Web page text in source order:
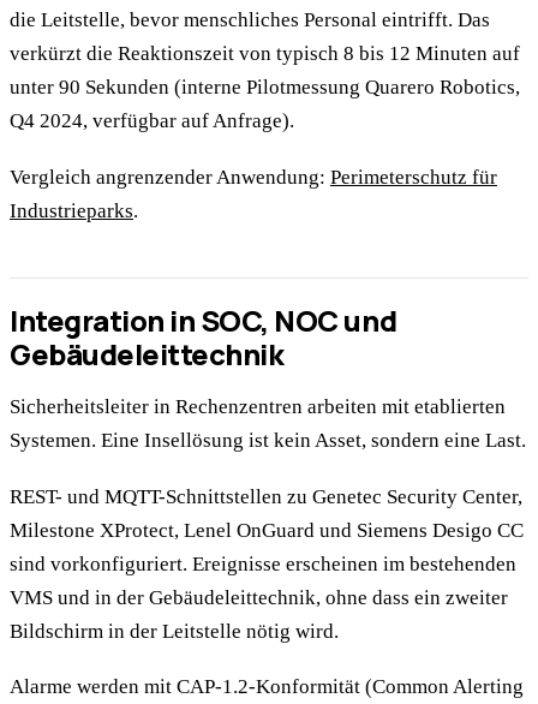
die Leitstelle, bevor menschliches Personal eintrifft. Das
verkürzt die Reaktionszeit von typisch 8 bis 12 Minuten auf
unter 90 Sekunden (interne Pilotmessung Quarero Robotics,
Q4 2024, verfügbar auf Anfrage).
Vergleich angrenzender Anwendung: Perimeterschutz für
Industrieparks.
Integration in SOC, NOC und
Gebäudeleittechnik
Sicherheitsleiter in Rechenzentren arbeiten mit etablierten
Systemen. Eine Insellösung ist kein Asset, sondern eine Last.
REST- und MQTT-Schnittstellen zu Genetec Security Center,
Milestone XProtect, Lenel OnGuard und Siemens Desigo CC
sind vorkonfiguriert. Ereignisse erscheinen im bestehenden
VMS und in der Gebäudeleittechnik, ohne dass ein zweiter
Bildschirm in der Leitstelle nötig wird.
Alarme werden mit CAP-1.2-Konformität (Common Alerting